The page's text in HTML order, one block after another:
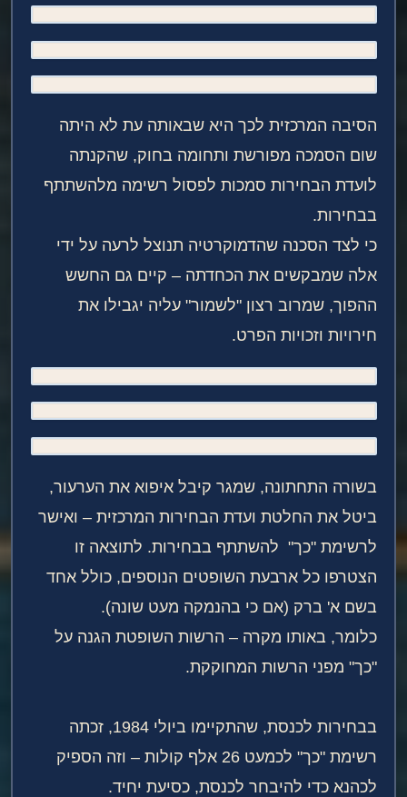
הסיבה המרכזית לכך היא שבאותה עת לא היתה
שום הסמכה מפורשת ותחומה בחוק, שהקנתה
לועדת הבחירות סמכות לפסול רשימה מלהשתתף
בבחירות.
כי לצד הסכנה שהדמוקרטיה תנוצל לרעה על ידי
אלה שמבקשים את הכחדתה – קיים גם החשש
ההפוך, שמרוב רצון "לשמור" עליה יגבילו את
חירויות וזכויות הפרט.
בשורה התחתונה, שמגר קיבל איפוא את הערעור,
ביטל את החלטת ועדת הבחירות המרכזית – ואישר
לרשימת "כך" להשתתף בבחירות. לתוצאה זו
הצטרפו כל ארבעת השופטים הנוספים, כולל אחד
בשם א' ברק (אם כי בהנמקה מעט שונה).
כלומר, באותו מקרה – הרשות השופטת הגנה על
"כך" מפני הרשות המחוקקת.
בבחירות לכנסת, שהתקיימו ביולי 1984, זכתה
רשימת "כך" לכמעט 26 אלף קולות – וזה הספיק
לכהנא כדי להיבחר לכנסת, כסיעת יחיד.